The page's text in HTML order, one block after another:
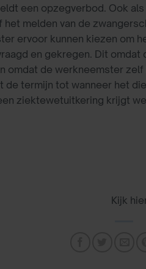
een opzegverbod. Ook
melden van de
ervoor kunnen kiezen om
en gekregen. Dit
omdat de werkneemster
termijn tot wanneer het
ziektewetuitkering krijgt
Kijk